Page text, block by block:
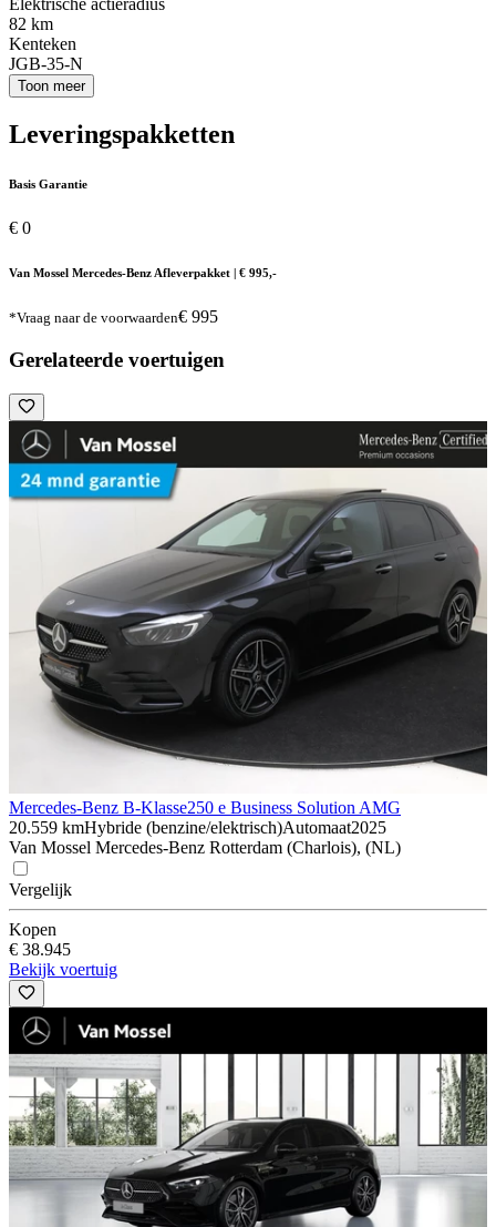
Elektrische actieradius
82 km
Kenteken
JGB-35-N
Toon meer
Leveringspakketten
Basis Garantie
€ 0
Van Mossel Mercedes-Benz Afleverpakket | € 995,-
*Vraag naar de voorwaarden€ 995
Gerelateerde voertuigen
Mercedes-Benz B-Klasse250 e Business Solution AMG
20.559 kmHybride (benzine/elektrisch)Automaat2025
Van Mossel Mercedes-Benz Rotterdam (Charlois), (NL)
Vergelijk
Kopen
€ 38.945
Bekijk voertuig